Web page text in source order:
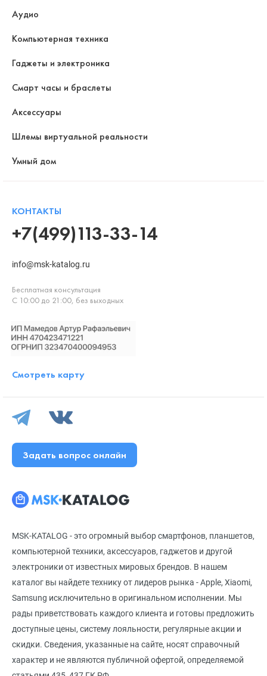
MSK-KATALOG - это огромный выбор смартфонов, планшетов,
компьютерной техники, аксессуаров, гаджетов и другой
электроники от известных мировых брендов. В нашем
каталог вы найдете технику от лидеров рынка - Apple, Xiaomi,
Samsung исключительно в оригинальном исполнении. Мы
рады приветствовать каждого клиента и готовы предложить
доступные цены, систему лояльности, регулярные акции и
скидки. Сведения, указанные на сайте, носят справочный
характер и не являются публичной офертой, определяемой
Аудио
Компьютерная техника
Гаджеты и электроника
Смарт часы и браслеты
Аксессуары
Шлемы виртуальной реальности
Умный дом
КОНТАКТЫ
+7(499)113-33-14
info@msk-katalog.ru
Бесплатная консультация
С 10:00 до 21:00, без выходных
Смотреть карту
Задать вопрос онлайн